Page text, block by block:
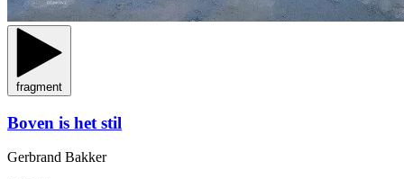
fragment
Boven is het stil
Gerbrand Bakker